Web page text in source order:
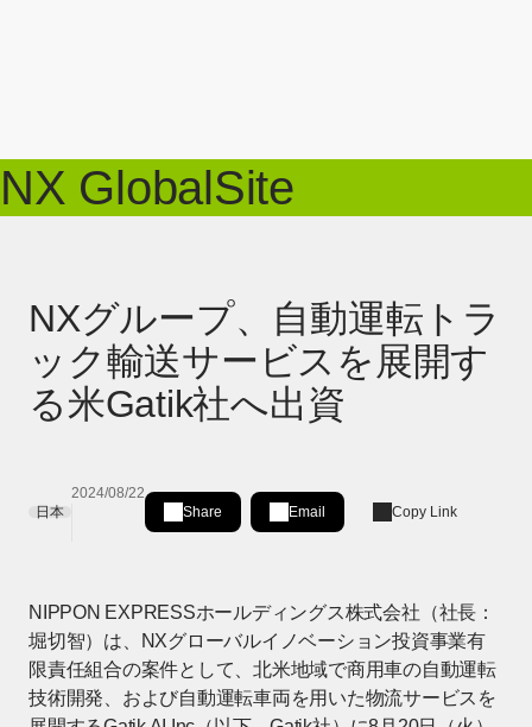
NX GlobalSite
NXグループ、自動運転トラ
ック輸送サービスを展開す
る米Gatik社へ出資
日本
2024/08/22
Share
Share on LinkedIn
[Open in new window]
Email Copy Link
NIPPON EXPRESSホールディングス株式会社（社長：
堀切智）は、NXグローバルイノベーション投資事業有
限責任組合の案件として、北米地域で商用車の自動運転
技術開発、および自動運転車両を用いた物流サービスを